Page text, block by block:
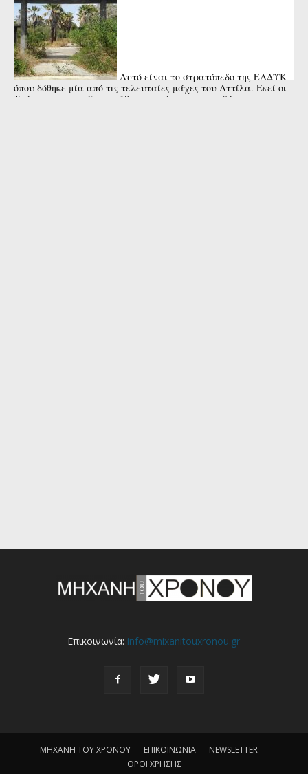
Αυτό είναι το στρατόπεδο της ΕΛΔΥΚ
όπου δόθηκε μία από τις τελευταίες μάχες του Αττίλα. Εκεί οι
Τούρκοι αποκεφάλισαν 10 στρατιώτες και τοποθέτησαν τα
Επικοινωνία: info@mixanitouxronou.gr
ΜΗΧΑΝΗ ΤΟΥ ΧΡΟΝΟΥ ΕΠΙΚΟΙΝΩΝΙΑ
NEWSLETTER
ΟΡΟΙ ΧΡΗΣΗΣ